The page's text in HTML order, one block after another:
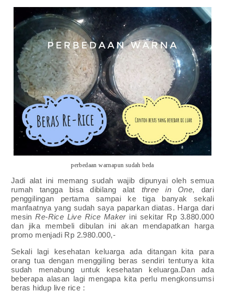
perbedaan warnapun sudah beda
Jadi alat ini memang sudah wajib dipunyai oleh semua
rumah tangga bisa dibilang alat three in One, dari
penggilingan pertama sampai ke tiga banyak sekali
manfaatnya yang sudah saya paparkan diatas. Harga dari
mesinRe-Rice Live Rice Makerini sekitar Rp 3.880.000
dan jika membeli dibulan ini akan mendapatkan harga
promo menjadi Rp 2.980.000,-
Sekali lagi kesehatan keluarga ada ditangan kita para
orang tua dengan menggiling beras sendiri tentunya kita
sudah menabung untuk kesehatan keluarga.Dan ada
beberapa alasan lagi mengapa kita perlu mengkonsumsi
beras hidup live rice :